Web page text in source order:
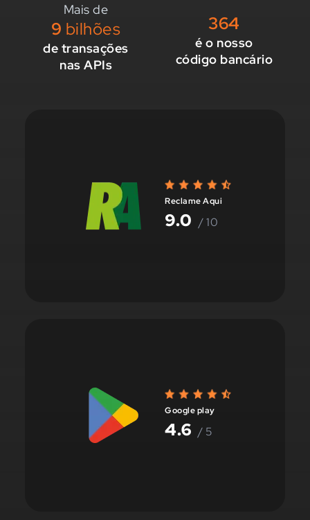
Mais de
9 bilhões
de transações
nas APIs
364
é o nosso
código bancário
Reclame Aqui
9.0 / 10
Google play
4.6 / 5